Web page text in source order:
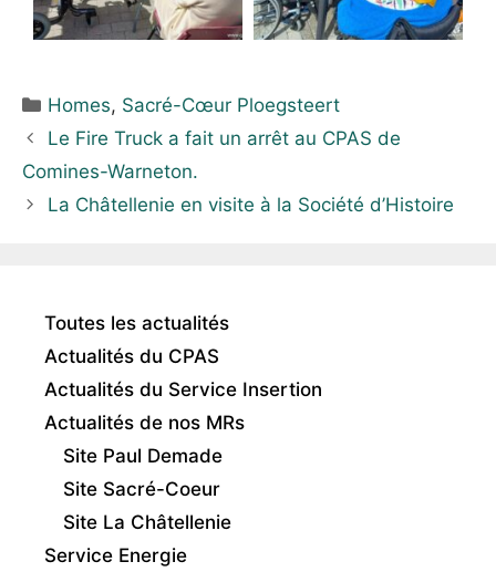
Homes, Sacré-Cœur Ploegsteert
Le Fire Truck a fait un arrêt au CPAS de
Comines-Warneton.
La Châtellenie en visite à la Société d’Histoire
Toutes les actualités
Actualités du CPAS
Actualités du Service Insertion
Actualités de nos MRs
Site Paul Demade
Site Sacré-Coeur
Site La Châtellenie
Service Energie